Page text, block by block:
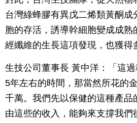
台灣綠蜂膠有異戊二烯類黃酮成
胞的存活，誘導幹細胞變成成熟
經纖維的生長這項發現，也獲得
生技公司董事長 黃中洋：「這
5年左右的時間，那當然所花的
千萬。我們先以保健的這種產品
由這些的收入，能夠來支撐我們